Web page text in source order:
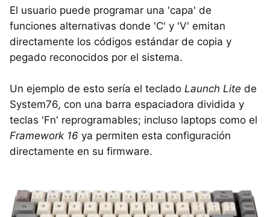
El usuario puede programar una 'capa' de
funciones alternativas donde 'C' y 'V' emitan
directamente los códigos estándar de copia y
pegado reconocidos por el sistema.
Un ejemplo de esto sería el teclado Launch Lite de
System76, con una barra espaciadora dividida y
teclas 'Fn' reprogramables; incluso laptops como el
Framework 16 ya permiten esta configuración
directamente en su firmware.